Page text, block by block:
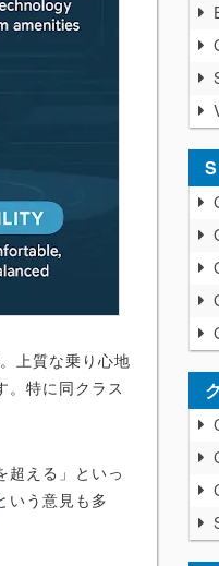
上質な乗り心地
。特に同クラス
超える」といっ
いう意見も多